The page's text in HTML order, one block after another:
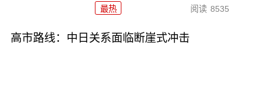
最热 阅读 8535
高市路线：中日关系面临断崖式冲击